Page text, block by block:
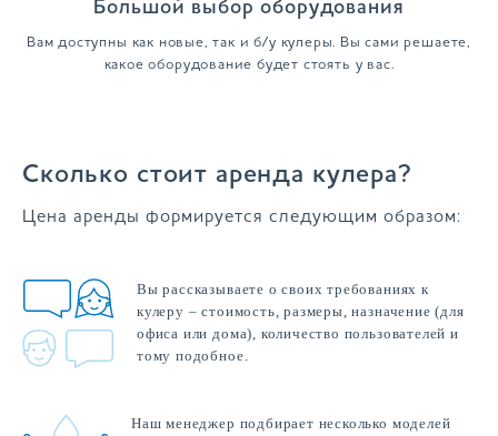
Большой выбор оборудования
Вам доступны как новые, так и б/у кулеры. Вы сами решаете,
какое оборудование будет стоять у вас.
Сколько стоит аренда кулера?
Цена аренды формируется следующим образом:
Вы рассказываете о своих требованиях к
кулеру – стоимость, размеры, назначение (для
офиса или дома), количество пользователей и
тому подобное.
Наш менеджер подбирает несколько моделей